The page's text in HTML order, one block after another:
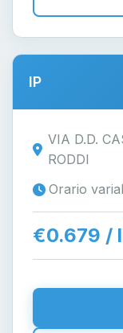
IP
VIA D.D.
RODDI
Orario
€0.679 /